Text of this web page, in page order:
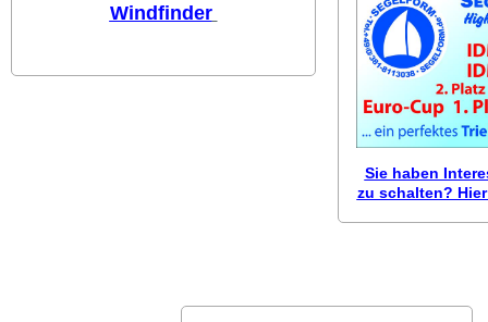
Windfinder
Sie haben
zu schalten?